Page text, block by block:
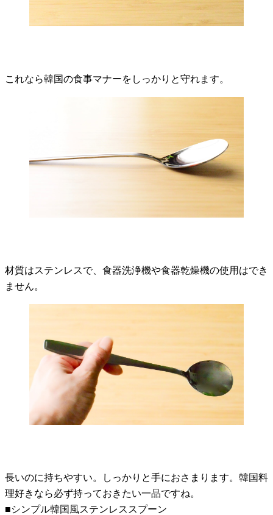
これなら韓国の食事マナーをしっかりと守れます。
材質はステンレスで、食器洗浄機や食器乾燥機の使用はでき
ません。
長いのに持ちやすい。しっかりと手におさまります。韓国料
理好きなら必ず持っておきたい一品ですね。
■シンプル韓国風ステンレススプーン